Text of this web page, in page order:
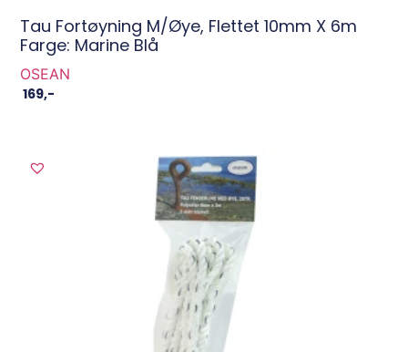
Tau Fortøyning M/øye, Flettet 10mm X 6m
Farge: Marine Blå
OSEAN
169,-